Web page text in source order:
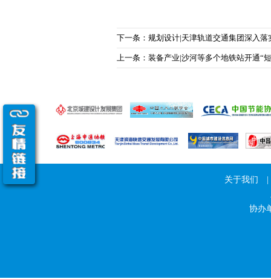
下一条：规划设计|天津轨道交通集团深入
上一条：装备产业|沙河等多个地铁站开通“
关于我们
协办